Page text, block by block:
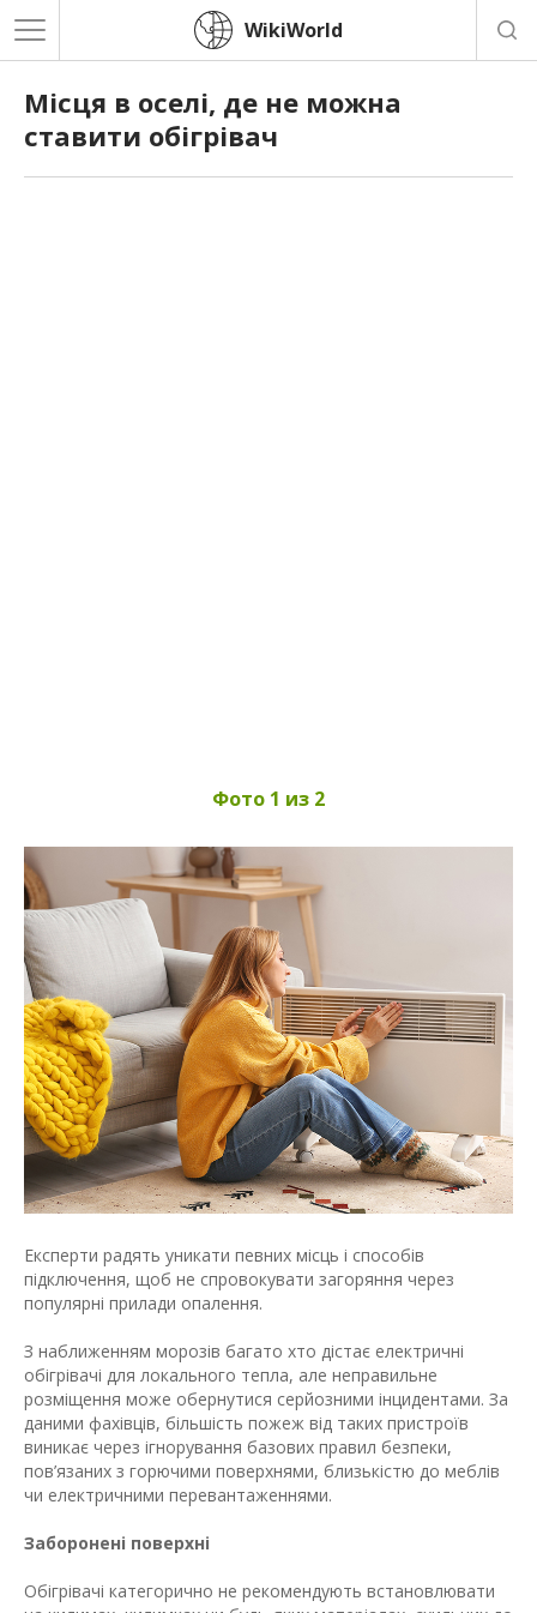
WikiWorld
Місця в оселі, де не можна
ставити обігрівач
Фото 1 из 2
Експерти радять уникати певних місць і способів
підключення, щоб не спровокувати загоряння через
популярні прилади опалення.
З наближенням морозів багато хто дістає електричні
обігрівачі для локального тепла, але неправильне
розміщення може обернутися серйозними інцидентами. За
даними фахівців, більшість пожеж від таких пристроїв
виникає через ігнорування базових правил безпеки,
пов’язаних з горючими поверхнями, близькістю до меблів
чи електричними перевантаженнями.
Заборонені поверхні
Обігрівачі категорично не рекомендують встановлювати